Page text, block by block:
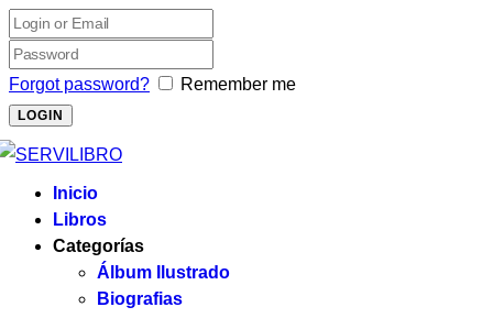
Forgot password? Remember me
Inicio
Libros
Categorías
Álbum Ilustrado
Biografias